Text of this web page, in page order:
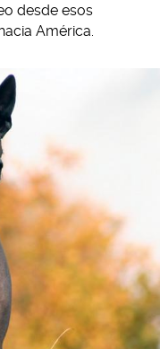
desde esos
América.